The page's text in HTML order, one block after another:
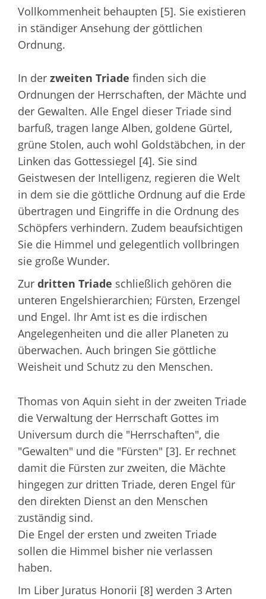
Vollkommenheit behaupten [5]. Sie existieren
in ständiger Ansehung der göttlichen
Ordnung.
In der zweiten Triade finden sich die
Ordnungen der Herrschaften, der Mächte und
der Gewalten. Alle Engel dieser Triade sind
barfuß, tragen lange Alben, goldene Gürtel,
grüne Stolen, auch wohl Goldstäbchen, in der
Linken das Gottessiegel [4]. Sie sind
Geistwesen der Intelligenz, regieren die Welt
in dem sie die göttliche Ordnung auf die Erde
übertragen und Eingriffe in die Ordnung des
Schöpfers verhindern. Zudem beaufsichtigen
Sie die Himmel und gelegentlich vollbringen
sie große Wunder.
Zur dritten Triade schließlich gehören die
unteren Engelshierarchien; Fürsten, Erzengel
und Engel. Ihr Amt ist es die irdischen
Angelegenheiten und die aller Planeten zu
überwachen. Auch bringen Sie göttliche
Weisheit und Schutz zu den Menschen.
Thomas von Aquin sieht in der zweiten Triade
die Verwaltung der Herrschaft Gottes im
Universum durch die "Herrschaften", die
"Gewalten" und die "Fürsten" [3]. Er rechnet
damit die Fürsten zur zweiten, die Mächte
hingegen zur dritten Triade, deren Engel für
den direkten Dienst an den Menschen
zuständig sind.
Die Engel der ersten und zweiten Triade
sollen die Himmel bisher nie verlassen
haben.
Im Liber Juratus Honorii [8] werden 3 Arten